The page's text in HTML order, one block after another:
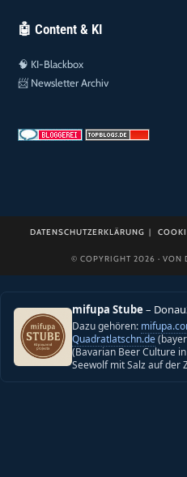
🤖 Content & KI
🧠 KI-Blackbox
📨 Newsletter Archiv
DATENSCHUTZERKLÄRUNG
© COPYRIGHT 2026 · VON
mifupa Stube –
Dazu gehören:
Quadratlatschn.de
(Bavarian Beer Culture
Seewolf mit Salz auf der